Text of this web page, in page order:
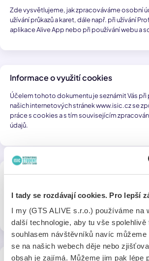
I tady se rozdávají cookies. Pro lepší
I my (GTS ALIVE s.r.o.) používáme na
další technologie, aby tu vše spolehlivě
souhlasem návštěvníků navíc můžeme
se na našich webech děje nebo
obsah je zajímá. Můžeme jim pak lépe
Zde vysvětlujeme, jak zpracováváme osobní
užívání průkazů a karet, dále např. při užívání
aplikace Alive App nebo při používání webu a
Informace o využití cookies
Účelem tohoto dokumentu je seznámit Vás při
našich internetových stránek www.isic.cz se
práce s cookies a s tím souvisejícím
údajů.
Dokumenty k projektu ISIC školám
Zde naleznete dokumenty o pravidlech pro
průkazů ISIC, ISIC Scholar, ITIC a AliveID v
školám.
Dokumenty k mobilní aplikaci Alive